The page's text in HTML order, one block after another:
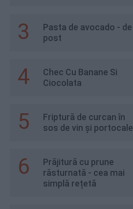
3
Pasta de avocado - de
post
4
Chec Cu Banane Si
Ciocolata
5
Friptură de curcan în
sos de vin și portocale
6
Prăjitură cu prune
răsturnată - cea mai
simplă rețetă